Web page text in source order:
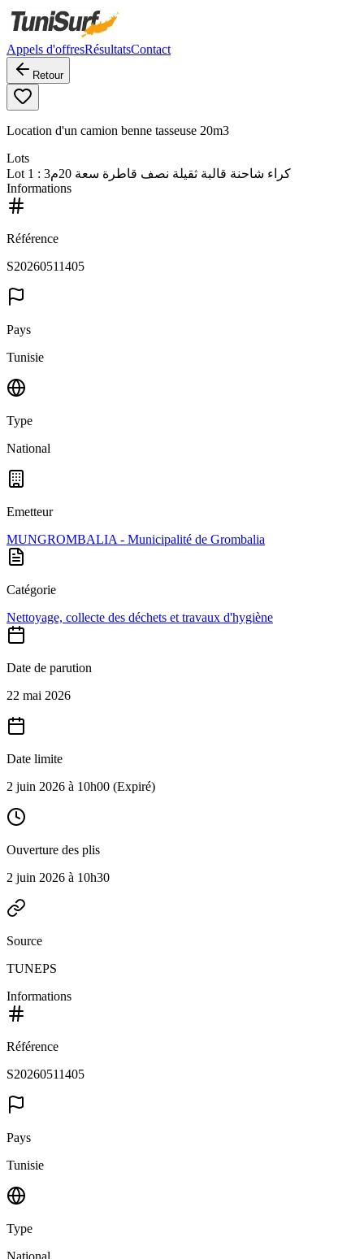
Appels d'offresRésultatsContact
Retour
Location d'un camion benne tasseuse 20m3
Lots
Lot 1
: كراء شاحنة قالبة ثقيلة نصف قاطرة سعة 20م3
Informations
Référence
S20260511405
Pays
Tunisie
Type
National
Emetteur
MUNGROMBALIA - Municipalité de Grombalia
Catégorie
Nettoyage, collecte des déchets et travaux d'hygiène
Date de parution
22 mai 2026
Date limite
2 juin 2026 à 10h00 (Expiré)
Ouverture des plis
2 juin 2026 à 10h30
Source
TUNEPS
Informations
Référence
S20260511405
Pays
Tunisie
Type
National